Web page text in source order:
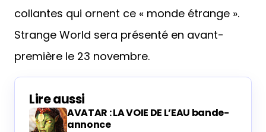
collantes qui ornent ce « monde étrange ».
Strange World sera présenté en avant-
première le 23 novembre.
Lire aussi
AVATAR : LA VOIE DE L’EAU bande-
annonce